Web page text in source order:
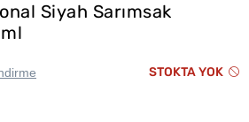
Siyah Sarımsak
STOKTA YOK